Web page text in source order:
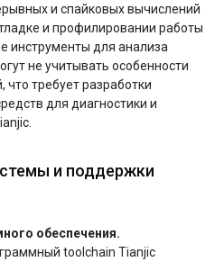
и спайковых вычислений
и профилировании работы
инструменты для анализа
не учитывать особенности
требует разработки
для диагностики и
и поддержки
обеспечения.
toolchain Tianjic